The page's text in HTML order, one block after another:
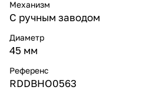
Механизм
С ручным заводом
Диаметр
45 мм
Референс
RDDBHO0563